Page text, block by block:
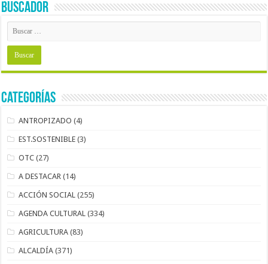
BUSCADOR
Categorías
ANTROPIZADO (4)
EST.SOSTENIBLE (3)
OTC (27)
A DESTACAR (14)
ACCIÓN SOCIAL (255)
AGENDA CULTURAL (334)
AGRICULTURA (83)
ALCALDÍA (371)